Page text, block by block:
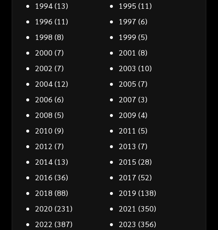
1994(13) 1995 (11)
1996 (11) 1997 (6)
1998 (8) 1999 (5)
2000 (7) 2001 (8)
2002 (7) 2003 (10)
2004(12) 2005 (7)
2006 (6) 2007 (3)
2008 (5) 2009 (4)
2010 (9) 2011 (5)
2012 (7) 2013 (7)
2014(13) 2015 (28)
2016 (36) 2017 (52)
2018 (88) 2019 (138)
2020 (231) 2021 (350)
2022 (387) 2023 (356)